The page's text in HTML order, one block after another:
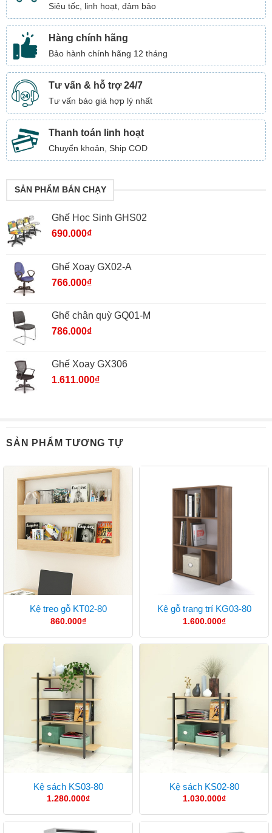
Siêu tốc, linh hoạt, đảm bảo
Hàng chính hãng
Bảo hành chính hãng 12 tháng
Tư vấn & hỗ trợ 24/7
Tư vấn báo giá hợp lý nhất
Thanh toán linh hoạt
Chuyển khoản, Ship COD
SẢN PHẨM BÁN CHẠY
Ghế Học Sinh GHS02
690.000₫
Ghế Xoay GX02-A
766.000₫
Ghế chân quỳ GQ01-M
786.000₫
Ghế Xoay GX306
1.611.000₫
SẢN PHẨM TƯƠNG TỰ
Kệ treo gỗ KT02-80
860.000₫
Kệ gỗ trang trí KG03-80
1.600.000₫
Kệ sách KS03-80
1.280.000₫
Kệ sách KS02-80
1.030.000₫